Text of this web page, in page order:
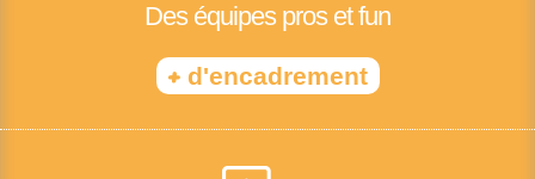
Des équipes pros et fun
+d'encadrement